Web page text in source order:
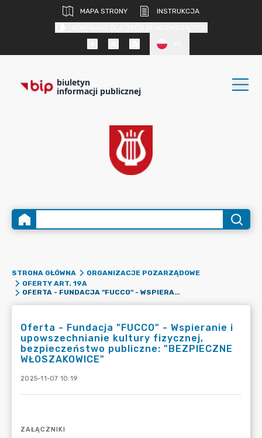
MAPA STRONY
INSTRUKCJA
biuletyn
informacji publicznej
STRONA GŁÓWNA
ORGANIZACJE POZARZĄDOWE
OFERTY ART. 19A
OFERTA - FUNDACJA "FUCCO" - WSPIERANIE I UPOWSZECHNIANIE KULTURY FIZYCZNEJ, BEZPIECZEŃSTWO PUBLICZNE: "BEZPIECZNE WŁOSZAKOWICE"
Oferta - Fundacja "FUCCO" - Wspieranie i
upowszechnianie kultury fizycznej,
bezpieczeństwo publiczne: "BEZPIECZNE
WŁOSZAKOWICE"
2025-11-07 10:19
ZAŁĄCZNIKI